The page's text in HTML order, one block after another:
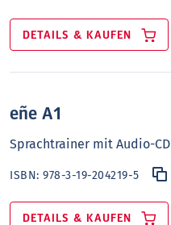
DETAILS & KAUFEN
eñe A1
Sprachtrainer mit Audio-CD
ISBN:978-3-19-204219-5
DETAILS & KAUFEN